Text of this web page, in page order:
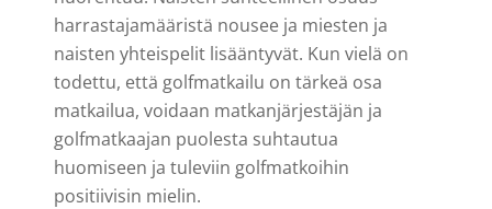
harrastajamääristä nousee ja miesten ja
naisten yhteispelit lisääntyvät. Kun vielä on
todettu, että golfmatkailu on tärkeä osa
matkailua, voidaan matkanjärjestäjän ja
golfmatkaajan puolesta suhtautua
huomiseen ja tuleviin golfmatkoihin
positiivisin mielin.